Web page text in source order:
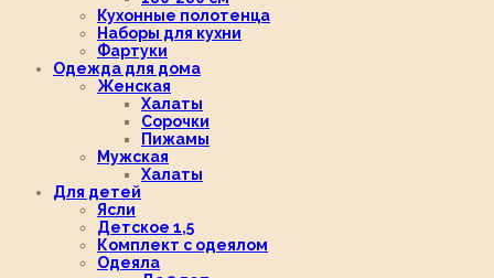
Кухонные полотенца
Наборы для кухни
Фартуки
Одежда для дома
Женская
Халаты
Сорочки
Пижамы
Мужская
Халаты
Для детей
Ясли
Детское 1,5
Комплект с одеялом
Одеяла